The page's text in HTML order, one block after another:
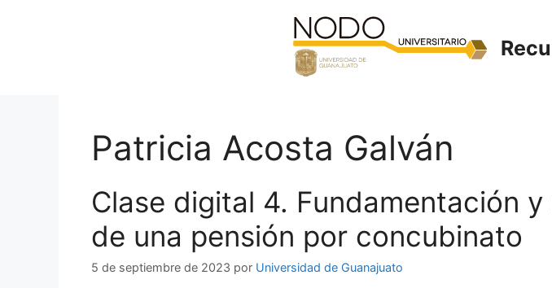
Patricia Acosta Galván
Clase digital 4. Fundamentación
de una pensión por concubinato
5 de septiembre de 2023 por Universidad de Guanajuato